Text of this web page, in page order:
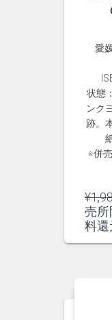
愛
状態
ンク
跡。
※併
¥
売所
料還